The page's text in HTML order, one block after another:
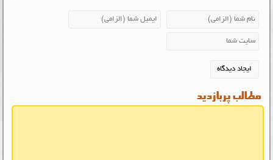
مطالب پربازدید